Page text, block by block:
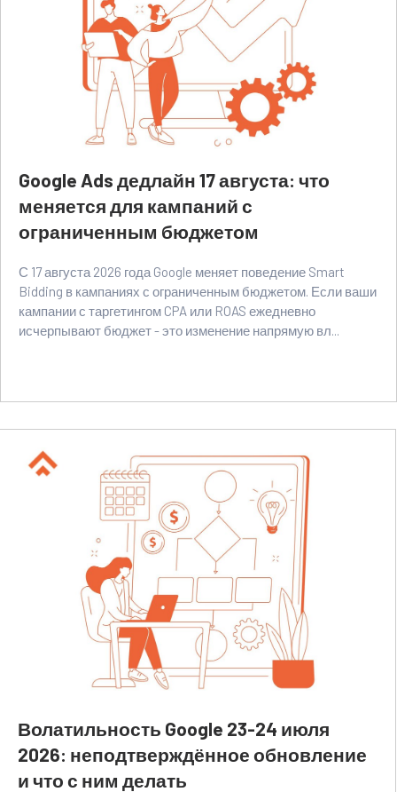
Google Ads дедлайн 17 августа: что
меняется для кампаний с
ограниченным бюджетом
С 17 августа 2026 года Google меняет поведение Smart
Bidding в кампаниях с ограниченным бюджетом. Если ваши
кампании с таргетингом CPA или ROAS ежедневно
исчерпывают бюджет - это изменение напрямую вл...
Волатильность Google 23-24 июля
2026: неподтверждённое обновление
и что с ним делать